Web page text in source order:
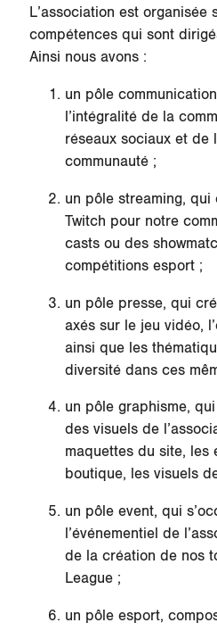
L’association est
compétences qui sont
Ainsi nous avons :
un pôle
l’intégralité de la
réseaux sociaux et de
communauté ;
un pôle streaming,
Twitch pour notre
casts ou des
compétitions esport ;
un pôle presse, qui
axés sur le jeu vidéo,
ainsi que les
diversité dans ces
un pôle graphisme,
des visuels de
maquettes du site, les
boutique, les visuels
un pôle event, qui
l’événementiel de
de la création de nos
League ;
un pôle esport,